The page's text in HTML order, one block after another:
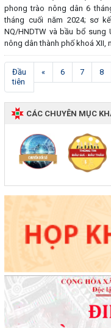
phong trào nông dân 6
tháng cuối năm 2024; sơ
NQ/HNDTW và bầu bổ sung
nông dân thành phố khoá XII,
Đầu
tiên
« 6 7 8
CÁC CHUYÊN MỤC